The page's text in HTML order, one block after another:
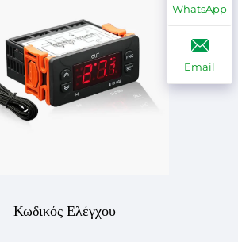
Αξιόπιστη Διαχείριση
Θερμοκρασίας για τις
Κωδικός Ελέγχου
WhatsApp
Email